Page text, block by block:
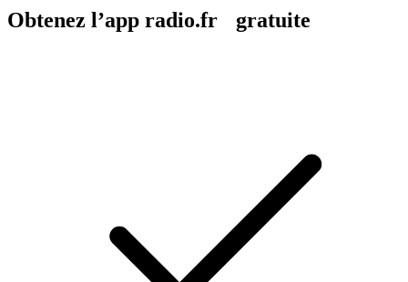
Obtenez l’app radio.fr gratuite